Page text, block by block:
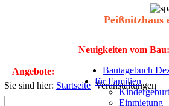
Peißnitzhaus
Neuigkeiten vom Bau:
Bautagebuch
für Familien
Einmietung
Angebote:
Sie sind hier: Startseite Veranstaltungen